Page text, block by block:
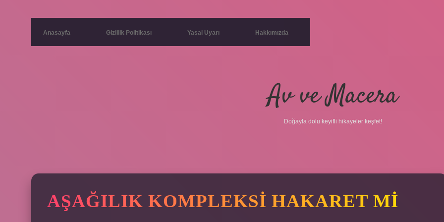
Anasayfa Gizlilik Politikası Yasal Uyarı Hakkımızda
Av ve Macera
Doğayla dolu keyifli hikayeler keşfet!
AŞAĞILIK KOMPLEKSI HAKARET MI